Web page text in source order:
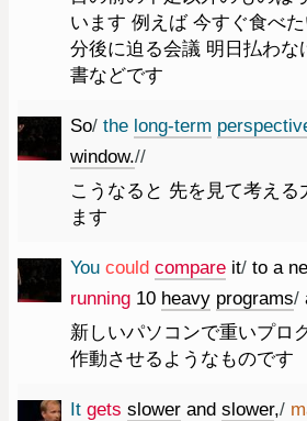
います 例えば 今すぐ食べ
分後に迫る会議 明日払わな
書などです
So/ the long-term
window.//
こうなると 先を見て考え
ます
You could compare it/ to a
running 10 heavy programs/
新しいパソコンで重いプロ
作動させるようなものです
It gets slower and slower,/